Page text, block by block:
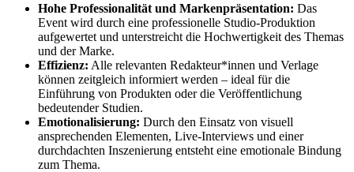
Hohe Professionalität und Markenpräsentation: Das
Event wird durch eine professionelle Studio-Produktion
aufgewertet und unterstreicht die Hochwertigkeit des Themas
und der Marke.
Effizienz: Alle relevanten Redakteur*innen und Verlage
können zeitgleich informiert werden – ideal für die
Einführung von Produkten oder die Veröffentlichung
bedeutender Studien.
Emotionalisierung: Durch den Einsatz von visuell
ansprechenden Elementen, Live-Interviews und einer
durchdachten Inszenierung entsteht eine emotionale Bindung
zum Thema.